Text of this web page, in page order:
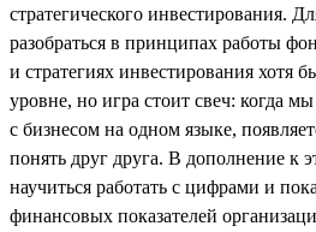
стратегического инвестирования.
разобраться в принципах работы
и стратегиях инвестирования хотя
уровне, но игра стоит свеч: когда
с бизнесом на одном языке,
понять друг друга. В дополнение к
научиться работать с цифрами и
финансовых показателей